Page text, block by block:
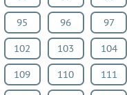
95 96 97
102 103 104
109 110 111